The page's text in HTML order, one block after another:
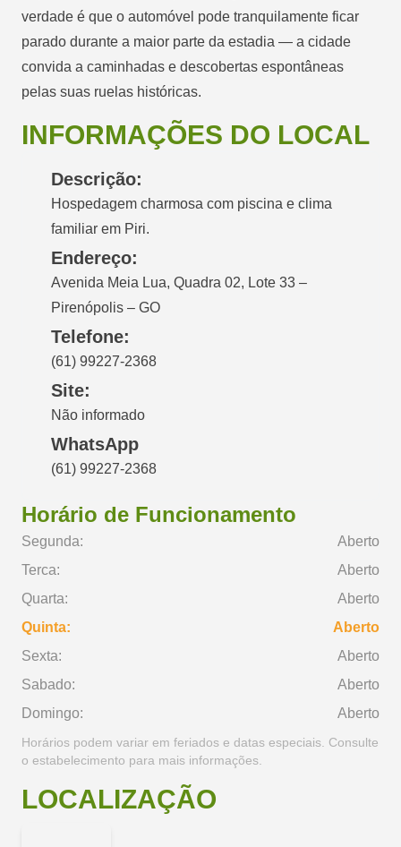
verdade é que o automóvel pode tranquilamente ficar
parado durante a maior parte da estadia — a cidade
convida a caminhadas e descobertas espontâneas
pelas suas ruelas históricas.
INFORMAÇÕES DO LOCAL
Descrição:
Hospedagem charmosa com piscina e clima
familiar em Piri.
Endereço:
Avenida Meia Lua, Quadra 02, Lote 33 –
Pirenópolis – GO
Telefone:
(61) 99227-2368
Site:
Não informado
WhatsApp
(61) 99227-2368
Horário de Funcionamento
Segunda:
Aberto
Terca:
Aberto
Quarta:
Aberto
Quinta:
Aberto
Sexta:
Aberto
Sabado:
Aberto
Domingo:
Aberto
Horários podem variar em feriados e datas especiais. Consulte
o estabelecimento para mais informações.
LOCALIZAÇÃO